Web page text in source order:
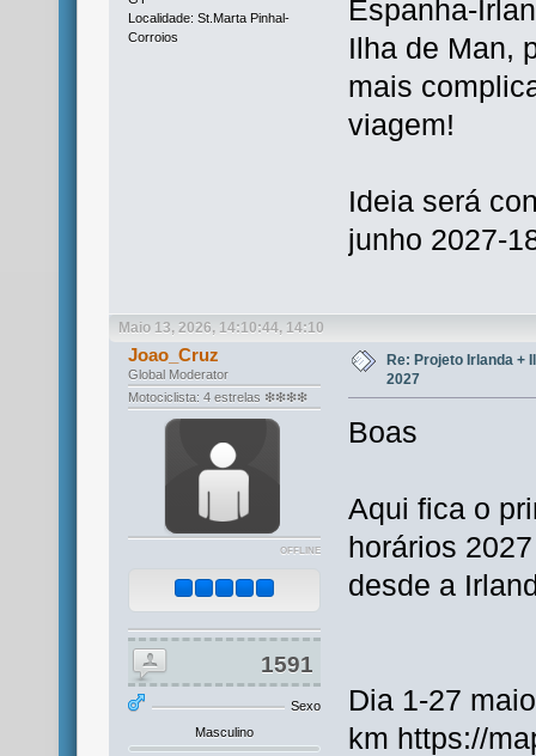
Localidade: St.Marta Pinhal-
Corroios
Espanha-
Ilha de Man,
mais
viagem!
Ideia será
junho 2027-
Maio 13, 2026, 14:10:44, 14:10
Joao_Cruz
Global Moderator
Motociclista: 4 estrelas ❇❇❇❇
OFFLINE
1591
Sexo
Masculino
Re: Projeto Irlanda +
2027
Boas
Aqui fica o
horários
desde a
Dia 1-27
km https://